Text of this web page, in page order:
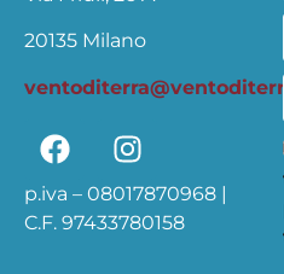
20135 Milano
p.iva – 08017870968 |
C.F. 97433780158